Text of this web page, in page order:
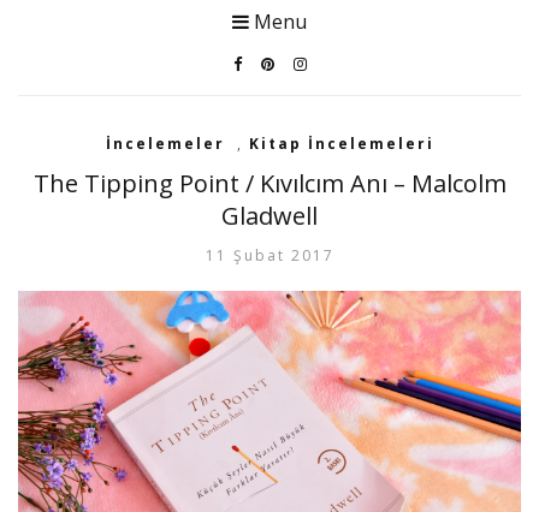
Menu
İncelemeler , Kitap İncelemeleri
The Tipping Point / Kıvılcım Anı – Malcolm
Gladwell
11 Şubat 2017